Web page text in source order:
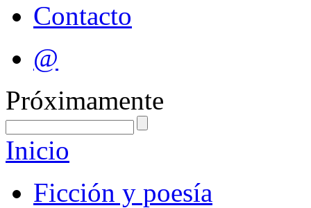
Contacto
@
Próximamente
Inicio
Ficción y poesía